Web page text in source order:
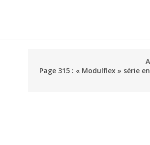
Page 315 : « Modulflex » série